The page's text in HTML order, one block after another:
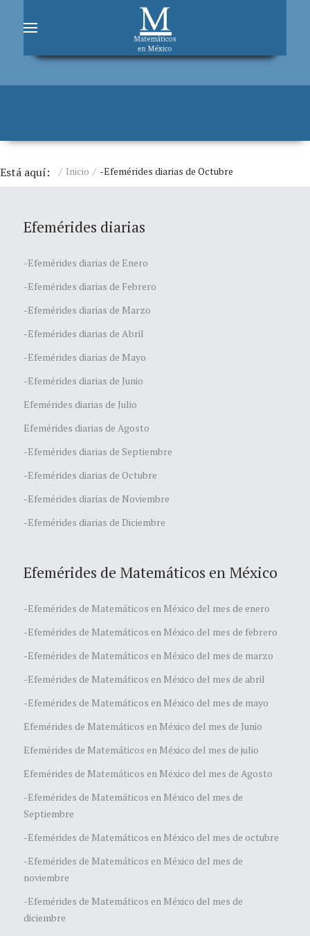
Está aquí: Inicio -Efemérides diarias de Octubre
Efemérides diarias
-Efemérides diarias de Enero
-Efemérides diarias de Febrero
-Efemérides diarias de Marzo
-Efemérides diarias de Abril
-Efemérides diarias de Mayo
-Efemérides diarias de Junio
Efemérides diarias de Julio
Efemérides diarias de Agosto
-Efemérides diarias de Septiembre
-Efemérides diarias de Octubre
-Efemérides diarias de Noviembre
-Efemérides diarias de Diciembre
Efemérides de Matemáticos en México
-Efemérides de Matemáticos en México del mes de enero
-Efemérides de Matemáticos en México del mes de febrero
-Efemérides de Matemáticos en México del mes de marzo
-Efemérides de Matemáticos en México del mes de abril
-Efemérides de Matemáticos en México del mes de mayo
Efemérides de Matemáticos en México del mes de Junio
Efemérides de Matemáticos en México del mes de julio
Efemérides de Matemáticos en México del mes de Agosto
-Efemérides de Matemáticos en México del mes de
Septiembre
-Efemérides de Matemáticos en México del mes de octubre
-Efemérides de Matemáticos en México del mes de
noviembre
-Efemérides de Matemáticos en México del mes de
diciembre